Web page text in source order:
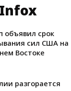
объявил срок
сил США на
Востоке
разгорается